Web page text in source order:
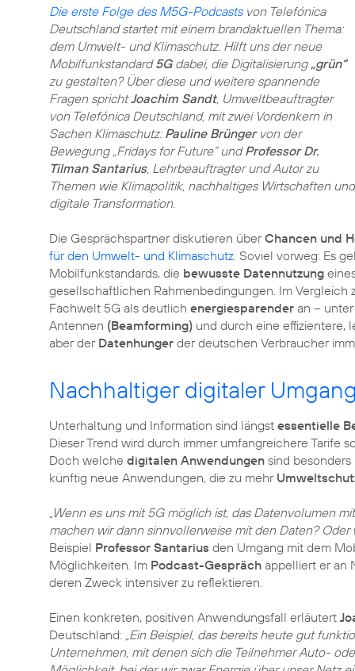
Die erste Folge des M5G-Podcastsvon Telefónica
Deutschland startet mit einem brandaktuellen Thema:
dem Umwelt- und Klimaschutz. Hilft uns der neue
Mobilfunkstandard5Gdabei, die Digitalisierung „grün“
zu gestalten? Über diese und weitere spannende
Fragen sprichtJoachim Sandt, Umweltbeauftragter
von Telefónica Deutschland, mit zwei Vordenkern in
Sachen Klimaschutz: Pauline Brüngervon der
Bewegung „Fridays for Future“ undProfessor Dr.
Tilman Santarius, Lehrbeauftragter und Autor zu
Themen wie Klimapolitik, nachhaltiges Wirtschaften und
digitale Transformation.
Die Gesprächspartner diskutieren überChancen und
für den Umwelt- und Klimaschutz. Soviel vorweg: Es
Mobilfunkstandards, die bewusste Datennutzung
gesellschaftlichen Rahmenbedingungen. Im
Fachwelt 5G als deutlich energiesparender an –
Antennen (Beamforming) und durch eine effizientere,
aber der Datenhunger der deutschen Verbraucher
Nachhaltiger digitaler
Unterhaltung und Information sind längst essentielle
Dieser Trend wird durch immer umfangreichere Tarife
Doch welche digitalen Anwendungen sind
künftig neue Anwendungen, die zu mehr
„Wenn es uns mit 5G möglich ist, das Datenvolumen
machen wir dann sinnvollerweise mit den Daten?
Beispiel Professor Santarius den Umgang mit dem
Möglichkeiten. Im Podcast-Gespräch appelliert er an
deren Zweck intensiver zu reflektieren.
Einen konkreten, positiven Anwendungsfall erläutert
Deutschland: „Ein Beispiel, das bereits heute gut
Unternehmen, mit denen sich die Teilnehmer Auto-